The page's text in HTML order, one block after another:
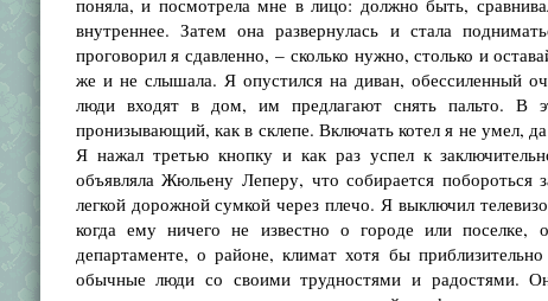
поняла, и по­смотрела мне в лицо: должно быть,
внутреннее. Затем она разверну­лась и стала
проговорил я сдавленно, – сколько нужно, столько и
же и не слышала. Я опустился на диван, обессиленный
люди входят в дом, им предлагают снять пальто.
пронизывающий, как в склепе. Включать ко­тел я не умел,
Я нажал третью кнопку и как раз успел к
объявляла Жюльену Леперу, что собирается
легкой дорожной сумкой че­рез плечо. Я выключил
когда ему ничего не известно о городе или поселке,
департаменте, о районе, климат хотя бы
обычные люди со своими трудностями и радостями.